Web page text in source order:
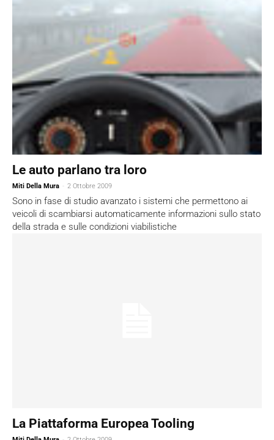
Le auto parlano tra loro
Miti Della Mura - 2 Ottobre 2009
Sono in fase di studio avanzato i sistemi che permettono ai
veicoli di scambiarsi automaticamente informazioni sullo stato
della strada e sulle condizioni viabilistiche
La Piattaforma Europea Tooling